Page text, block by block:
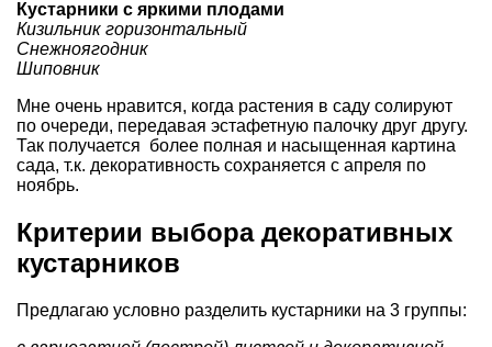
Кустарники с яркими плодами
Кизильник горизонтальный
Снежноягодник
Шиповник
Мне очень нравится, когда растения в саду солируют
по очереди, передавая эстафетную палочку друг другу.
Так получается более полная и насыщенная картина
сада, т.к. декоративность сохраняется с апреля по
ноябрь.
Критерии выбора декоративных
кустарников
Предлагаю условно разделить кустарники на 3 группы: